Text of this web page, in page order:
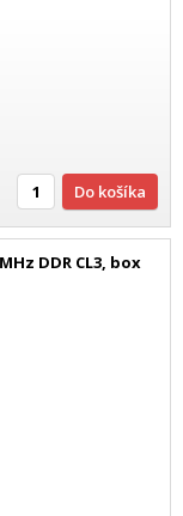
Do košíka
DDR CL3, box